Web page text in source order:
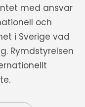
med ansvar
och
i Sverige vad
Rymdstyrelsen